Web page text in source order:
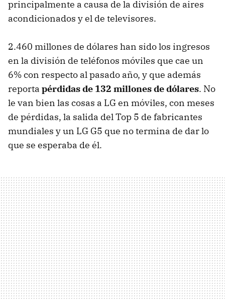
principalmente a causa de la división de aires
acondicionados y el de televisores.
2.460 millones de dólares han sido los ingresos
en la división de teléfonos móviles que cae un
6% con respecto al pasado año, y que además
reporta pérdidas de 132 millones de dólares. No
le van bien las cosas a LG en móviles, con meses
de pérdidas, la salida del Top 5 de fabricantes
mundiales y un LG G5 que no termina de dar lo
que se esperaba de él.